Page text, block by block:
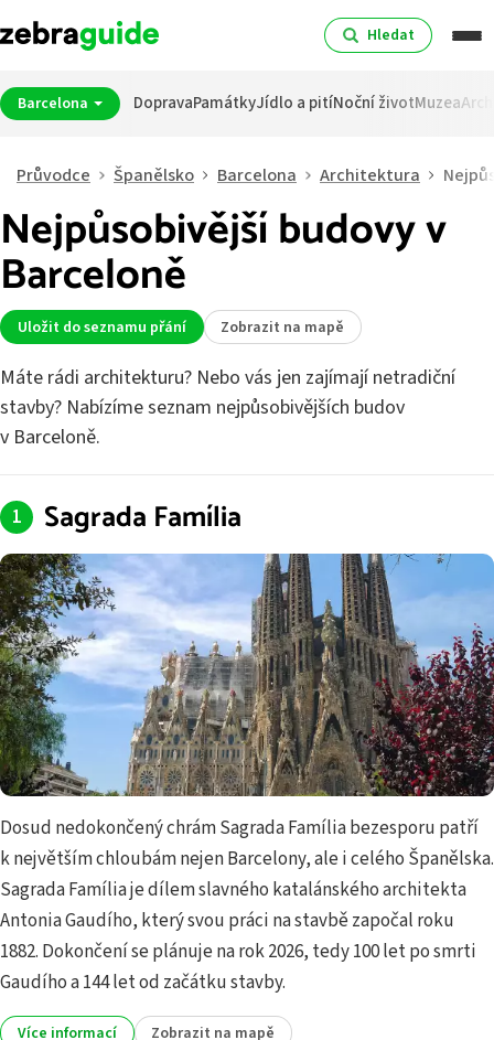
Hledat
Barcelona DopravaPamátkyJídlo a pitíNoční životMuzea
Průvodce Španělsko Barcelona Architektura
Nejpůsobivější budovy v
Barceloně
Uložit do seznamu přání Zobrazit na mapě
Máte rádi architekturu? Nebo vás jen zajímají netradiční
stavby? Nabízíme seznam nejpůsobivějších budov
v Barceloně.
Sagrada Família
Dosud nedokončený chrám Sagrada Família bezesporu patří
k největším chloubám nejen Barcelony, ale i celého Španělska.
Sagrada Família je dílem slavného katalánského architekta
Antonia Gaudího, který svou práci na stavbě započal roku
1882. Dokončení se plánuje na rok 2026, tedy 100 let po smrti
Gaudího a 144 let od začátku stavby.
Více informací Zobrazit na mapě